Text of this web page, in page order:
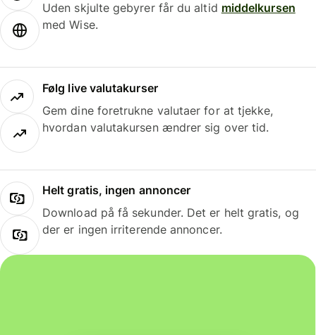
Uden skjulte gebyrer får du altid middelkursen
med Wise.
Følg live valutakurser
Gem dine foretrukne valutaer for at tjekke,
hvordan valutakursen ændrer sig over tid.
Helt gratis, ingen annoncer
Download på få sekunder. Det er helt gratis, og
der er ingen irriterende annoncer.